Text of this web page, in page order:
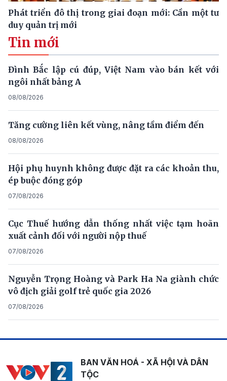
Phát triển đô thị trong giai đoạn mới: Cần một tư
duy quản trị mới
Tin mới
Đình Bắc lập cú đúp, Việt Nam vào bán kết với
ngôi nhất bảng A
08/08/2026
Tăng cường liên kết vùng, nâng tầm điểm đến
08/08/2026
Hội phụ huynh không được đặt ra các khoản thu,
ép buộc đóng góp
07/08/2026
Cục Thuế hướng dẫn thống nhất việc tạm hoãn
xuất cảnh đối với người nộp thuế
07/08/2026
Nguyễn Trọng Hoàng và Park Ha Na giành chức
vô địch giải golf trẻ quốc gia 2026
07/08/2026
BAN VĂN HOÁ - XÃ HỘI VÀ DÂN
TỘC